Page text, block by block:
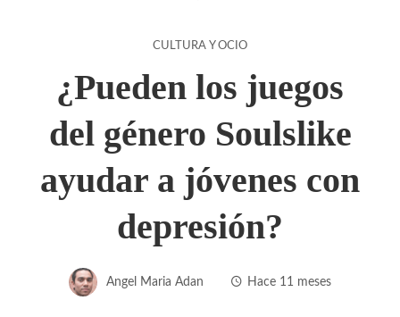
CULTURA Y OCIO
¿Pueden los juegos
del género Soulslike
ayudar a jóvenes con
depresión?
Angel Maria Adan Hace 11 meses